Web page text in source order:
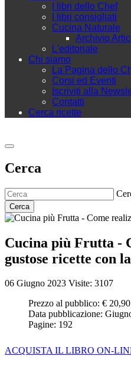
I libri dello Chef
I libri consigliati
Cucina Naturale
Archivio
L'editoriale
Chi siamo
La Pagina dello
Corsi ed Eventi
Iscriviti alla
Contatti
Cerca ricette
Cerca
Cerca
Cucina più Frutta -
gustose ricette con
06 Giugno 2023 Visite: 3107
Prezzo al pubblico: € 20,90
Data pubblicazione:
Pagine: 192
ACQUISTA IL LIBRO ON-